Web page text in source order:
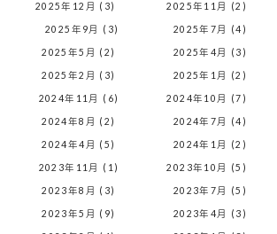
2025年12月 (3) 2025年11月 (2)
2025年9月 (3) 2025年7月 (4)
2025年5月 (2) 2025年4月 (3)
2025年2月 (3) 2025年1月 (2)
2024年11月 (6) 2024年10月 (7)
2024年8月 (2) 2024年7月 (4)
2024年4月 (5) 2024年1月 (2)
2023年11月 (1) 2023年10月 (5)
2023年8月 (3) 2023年7月 (5)
2023年5月 (9) 2023年4月 (3)